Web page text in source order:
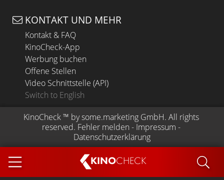
KINOCHECK
KONTAKT UND MEHR
Kontakt & FAQ
KinoCheck-App
Werbung buchen
Offene Stellen
Video Schnittstelle (API)
Switch to English
KinoCheck ™ by some.marketing GmbH. All rights
reserved. Fehler melden - Impressum -
Datenschutzerklärung